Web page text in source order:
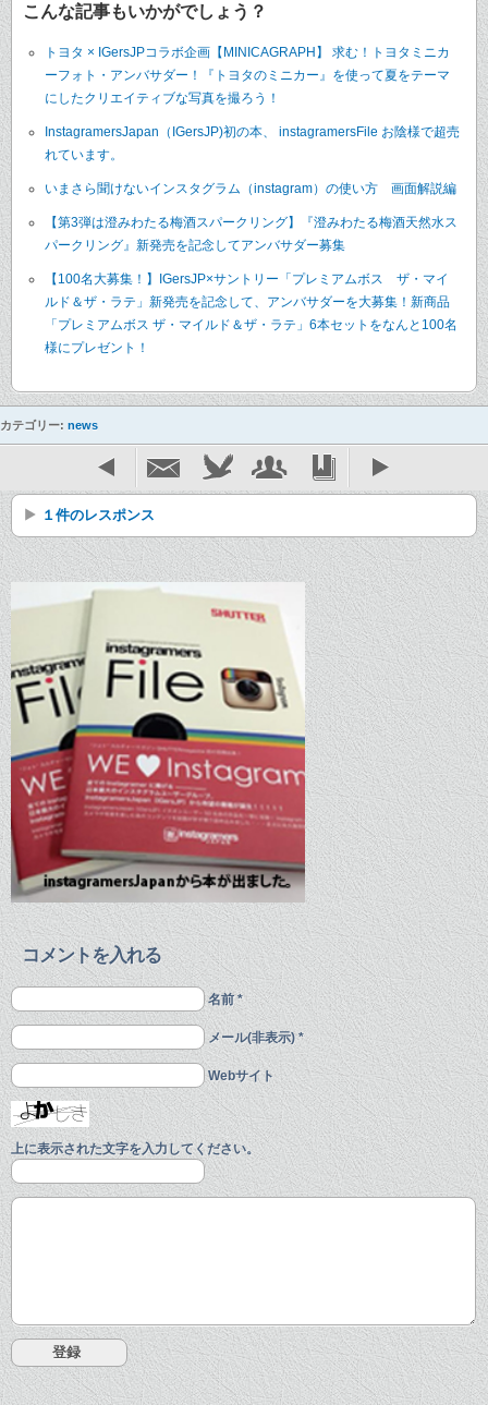
こんな記事もいかがでしょう？
トヨタ × IGersJPコラボ企画【MINICAGRAPH】 求む！トヨタミニカ
ーフォト・アンバサダー！『トヨタのミニカー』を使って夏をテーマ
にしたクリエイティブな写真を撮ろう！
InstagramersJapan（IGersJP)初の本、 instagramersFile お陰様で超売
れています。
いまさら聞けないインスタグラム（instagram）の使い方 画面解説編
【第3弾は澄みわたる梅酒スパークリング】『澄みわたる梅酒天然水ス
パークリング』新発売を記念してアンバサダー募集
【100名大募集！】IGersJP×サントリー「プレミアムボス ザ・マイ
ルド＆ザ・ラテ」新発売を記念して、アンバサダーを大募集！新商品
「プレミアムボス ザ・マイルド＆ザ・ラテ」6本セットをなんと100名
様にプレゼント！
カテゴリー: news
１件のレスポンス
コメントを入れる
名前 *
メール(非表示) *
Webサイト
上に表示された文字を入力してください。